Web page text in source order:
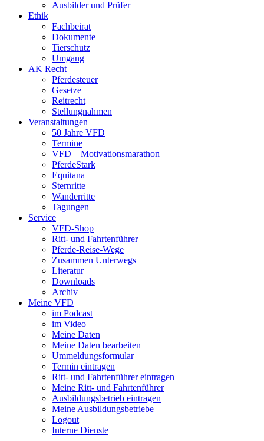
Ausbilder und Prüfer
Ethik
Fachbeirat
Dokumente
Tierschutz
Umgang
AK Recht
Pferdesteuer
Gesetze
Reitrecht
Stellungnahmen
Veranstaltungen
50 Jahre VFD
Termine
VFD – Motivationsmarathon
PferdeStark
Equitana
Sternritte
Wanderritte
Tagungen
Service
VFD-Shop
Ritt- und Fahrtenführer
Pferde-Reise-Wege
Zusammen Unterwegs
Literatur
Downloads
Archiv
Meine VFD
im Podcast
im Video
Meine Daten
Meine Daten bearbeiten
Ummeldungsformular
Termin eintragen
Ritt- und Fahrtenführer eintragen
Meine Ritt- und Fahrtenführer
Ausbildungsbetrieb eintragen
Meine Ausbildungsbetriebe
Logout
Interne Dienste